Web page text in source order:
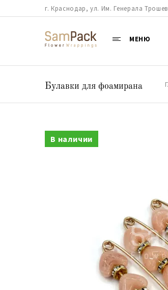
г. Краснодар, ул. Им. Генерала
МЕНЮ
Булавки для фоамирана
В наличии